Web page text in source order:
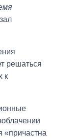
решаться
к
«причастна